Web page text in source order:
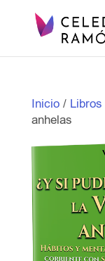
Inicio/ Libros
anhelas